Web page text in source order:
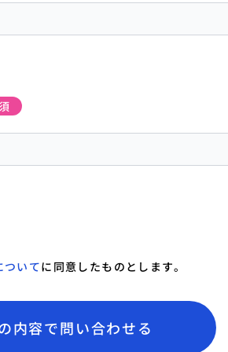
ついてに同意したものとします。
内容で問い合わせる